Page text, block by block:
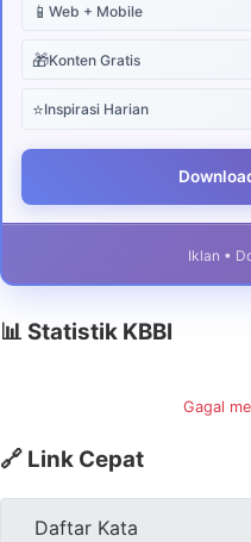
📱 Web + Mobile
🎁Konten Gratis
⭐Inspirasi Harian
Iklan •
📊 Statistik KBBI
Gagal
🔗 Link Cepat
Daftar Kata